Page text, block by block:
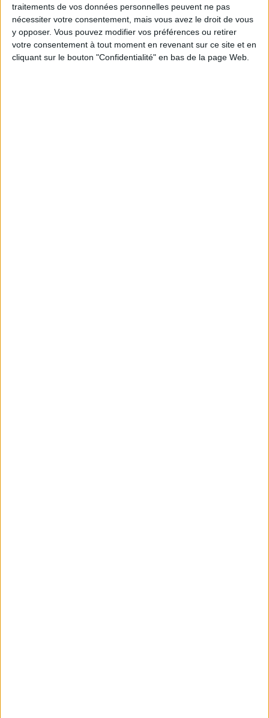
traitements de vos données personnelles peuvent ne pas
nécessiter votre consentement, mais vous avez le droit de vous
y opposer. Vous pouvez modifier vos préférences ou retirer
votre consentement à tout moment en revenant sur ce site et en
cliquant sur le bouton "Confidentialité" en bas de la page Web.